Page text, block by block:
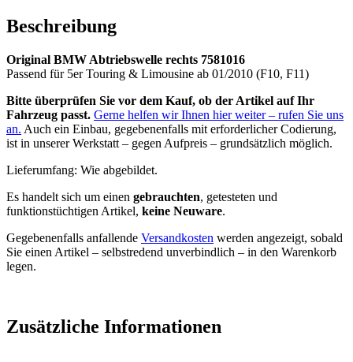
Beschreibung
Original BMW Abtriebswelle rechts 7581016
Passend für 5er Touring & Limousine ab 01/2010 (F10, F11)
Bitte überprüfen Sie vor dem Kauf, ob der Artikel auf Ihr
Fahrzeug passt. Gerne helfen wir Ihnen hier weiter – rufen Sie uns
an. Auch ein Einbau, gegebenenfalls mit erforderlicher Codierung,
ist in unserer Werkstatt – gegen Aufpreis – grundsätzlich möglich.
Lieferumfang: Wie abgebildet.
Es handelt sich um einen gebrauchten, getesteten und
funktionstüchtigen Artikel, keine Neuware.
Gegebenenfalls anfallende Versandkosten werden angezeigt, sobald
Sie einen Artikel – selbstredend unverbindlich – in den Warenkorb
legen.
Zusätzliche Informationen